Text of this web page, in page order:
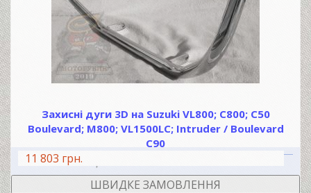
Захисні дуги 3D на Suzuki VL800; C800; C50
Boulevard; М800; VL1500LC; Intruder / Boulevard
C90
11 803 грн.
ШВИДКЕ ЗАМОВЛЕННЯ